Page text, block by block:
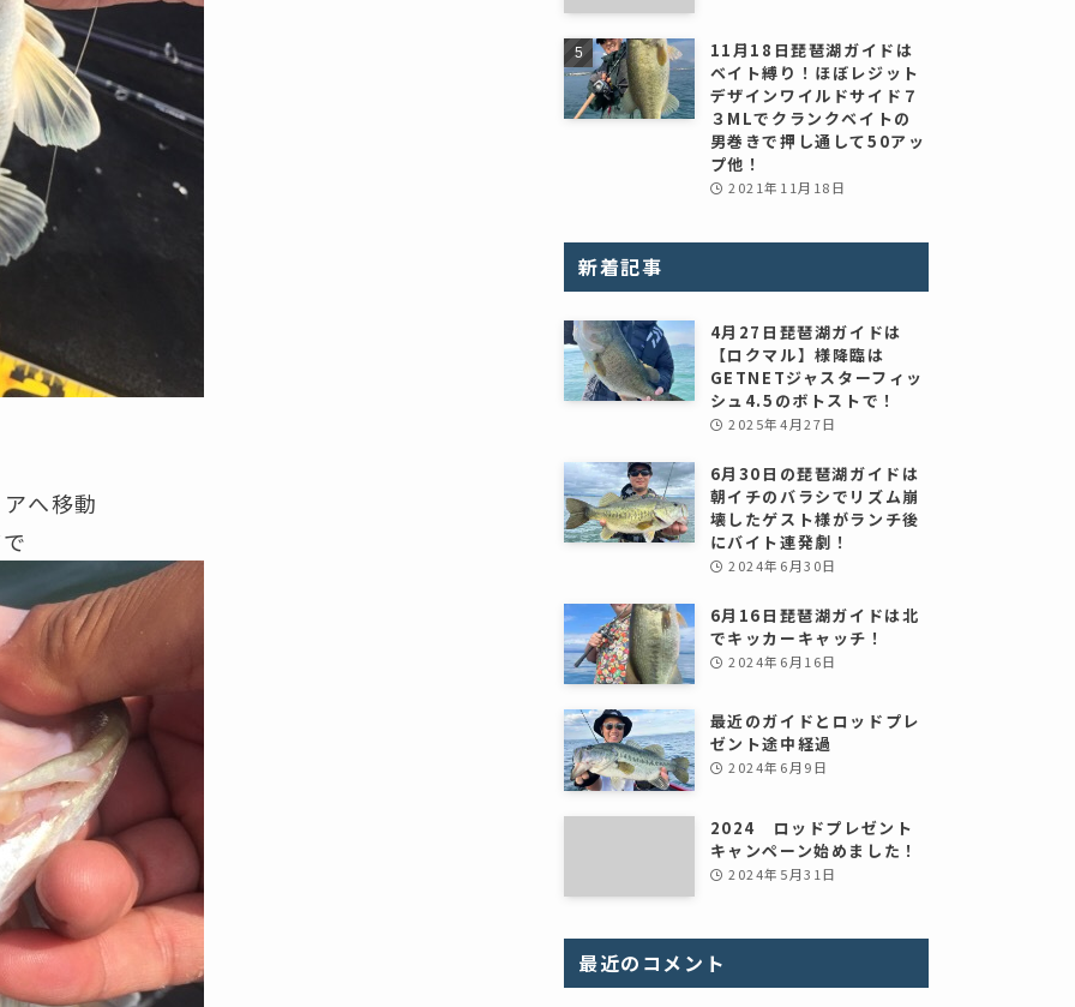
へ移動
11月18日琵琶湖ガイドは
ベイト縛り！ほぼレジット
デザインワイルドサイド７
３MLでクランクベイトの
男巻きで押し通して50アッ
プ他！
2021年11月18日
新着記事
4月27日琵琶湖ガイドは
【ロクマル】様降臨は
GETNETジャスターフィッ
シュ4.5のボトストで！
2025年4月27日
6月30日の琵琶湖ガイドは
朝イチのバラシでリズム崩
壊したゲスト様がランチ後
にバイト連発劇！
2024年6月30日
6月16日琵琶湖ガイドは北
でキッカーキャッチ！
2024年6月16日
最近のガイドとロッドプレ
ゼント途中経過
2024年6月9日
2024 ロッドプレゼント
キャンペーン始めました！
2024年5月31日
最近のコメント